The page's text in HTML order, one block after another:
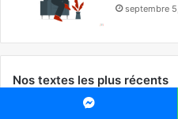
septembre
Nos textes les plus récents